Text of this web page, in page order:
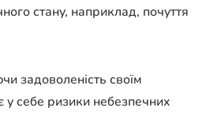
стану, наприклад, почуття
задоволеність своїм
себе ризики небезпечних